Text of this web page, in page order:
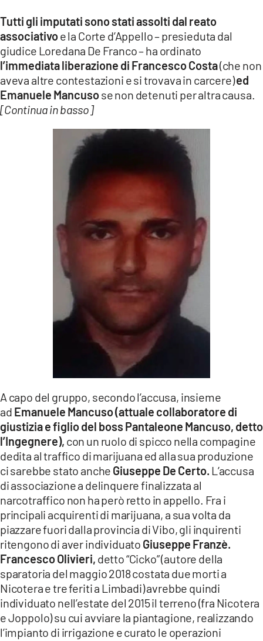
Tutti gli imputati sono stati assolti dal reato
associativoe la Corte d’Appello – presieduta dal
giudice Loredana De Franco – ha ordinato
l’immediata liberazione di Francesco Costa(che non
aveva altre contestazioni e si trovava in carcere)ed
Emanuele Mancusose non detenuti per altra causa.
[Continua in basso]
A capo del gruppo, secondo l’accusa, insieme
ad Emanuele Mancuso (attuale collaboratore di
giustizia e figlio del boss Pantaleone Mancuso, detto
l’Ingegnere), con un ruolo di spicco nella compagine
dedita al traffico di marijuana ed alla sua produzione
ci sarebbe stato anche Giuseppe De Certo. L’accusa
di associazione a delinquere finalizzata al
narcotraffico non ha però retto in appello. Fra i
principali acquirenti di marijuana, a sua volta da
piazzare fuori dalla provincia di Vibo, gli inquirenti
ritengono di aver individuato Giuseppe Franzè.
Francesco Olivieri, detto “Cicko” (autore della
sparatoria del maggio 2018 costata due morti a
Nicotera e tre feriti a Limbadi) avrebbe quindi
individuato nell’estate del 2015 il terreno (fra Nicotera
e Joppolo) su cui avviare la piantagione, realizzando
l’impianto di irrigazione e curato le operazioni